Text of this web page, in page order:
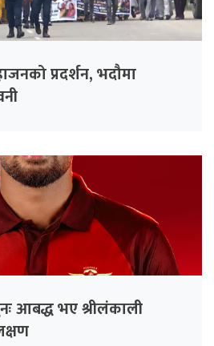
प्रदर्शन, भदौमा
आबद्ध भए श्रीलंकाली